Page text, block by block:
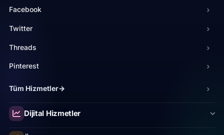
Facebook ›
Twitter ›
Threads ›
Pinterest ›
Spotify ›
Linkedin
Tüm Hizmetler→ ›
Dijital Hizmetler